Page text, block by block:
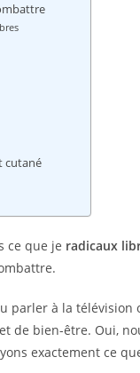
cutané
ce que je radicaux
parler à la télévision
de bien-être. Oui,
exactement ce